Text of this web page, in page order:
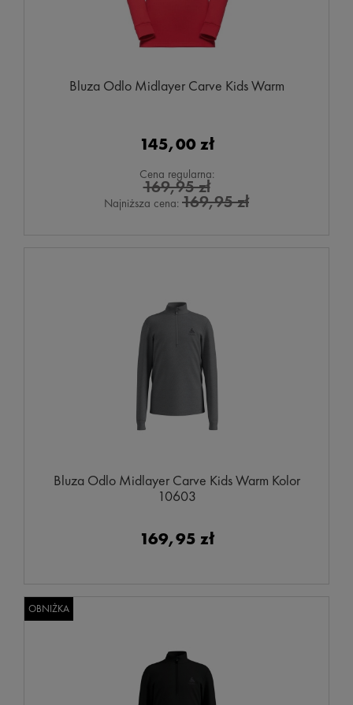
Bluza Odlo Midlayer Carve Kids Warm
145,00 zł
Cena regularna:
169,95 zł
Najniższa cena: 169,95 zł
Bluza Odlo Midlayer Carve Kids Warm Kolor
10603
169,95 zł
OBNIŻKA